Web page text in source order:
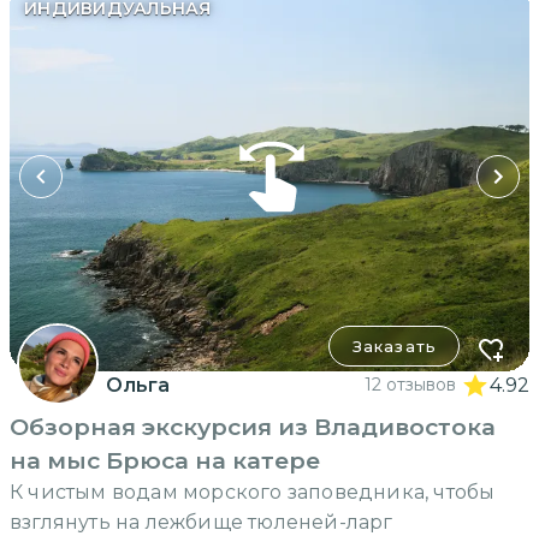
ИНДИВИДУАЛЬНАЯ
Заказать
Ольга 12 отзывов 4.92
Обзорная экскурсия из Владивостока
на мыс Брюса на катере
К чистым водам морского заповедника, чтобы
взглянуть на лежбище тюленей-ларг